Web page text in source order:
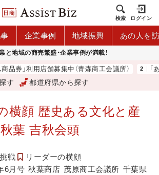
検索 ログイン
企業事例 地域振興 あの人を
と地域の商売繁盛・企業事例が満載！
券」利用店舗募集中（青森商工会議所） 「あ
す 都道府県から探す
横顔 歴史ある文化と産
葉 吉秋会頭
戦
リーダーの横顔
6月号 秋葉商店 茂原商工会議所 千葉県